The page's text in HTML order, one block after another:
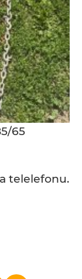
65
telelefonu.